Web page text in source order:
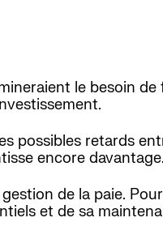
le besoin de
possibles retards
encore davantage.
de la paie.
et de sa